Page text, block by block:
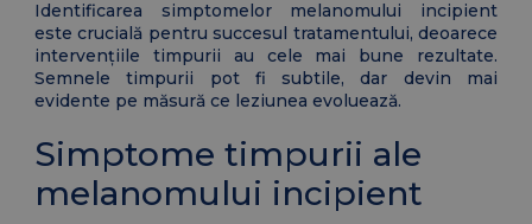
Identificarea simptomelor melanomului incipient
este crucială pentru succesul tratamentului, deoarece
intervențiile timpurii au cele mai bune rezultate.
Semnele timpurii pot fi subtile, dar devin mai
evidente pe măsură ce leziunea evoluează.
Simptome timpurii ale
melanomului incipient